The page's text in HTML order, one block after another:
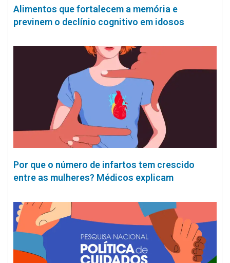
Alimentos que fortalecem a memória e
previnem o declínio cognitivo em idosos
Por que o número de infartos tem crescido
entre as mulheres? Médicos explicam